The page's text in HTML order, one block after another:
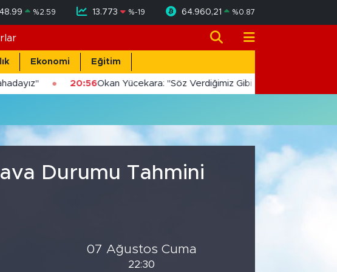
%2.59 13.773 %-19 64.960,21 %0.87
Ekonomi Eğitim
20:56Okan Yücekara: "Söz Verdiğimiz Gibi Masada Değil,
Durumu Tahmini
07 Ağustos Cuma
22:30